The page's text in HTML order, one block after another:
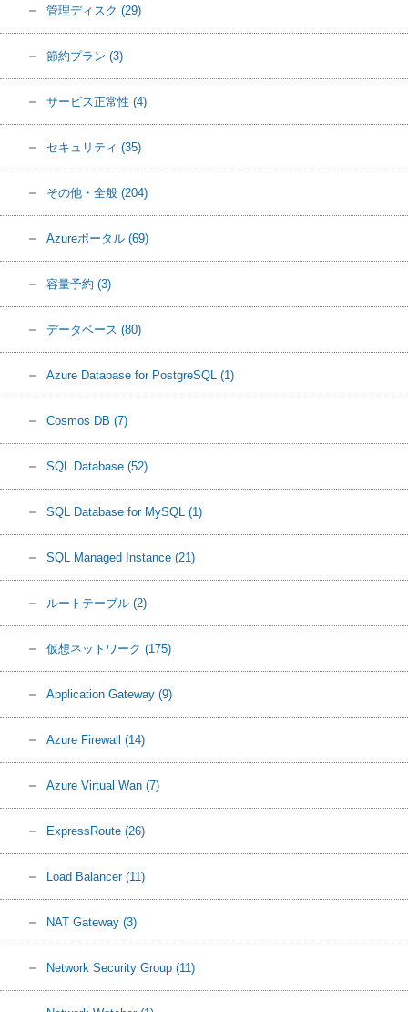
管理ディスク (29)
節約プラン (3)
サービス正常性 (4)
セキュリティ (35)
その他・全般 (204)
Azureポータル (69)
容量予約 (3)
データベース (80)
Azure Database for PostgreSQL (1)
Cosmos DB (7)
SQL Database (52)
SQL Database for MySQL (1)
SQL Managed Instance (21)
ルートテーブル (2)
仮想ネットワーク (175)
Application Gateway (9)
Azure Firewall (14)
Azure Virtual Wan (7)
ExpressRoute (26)
Load Balancer (11)
NAT Gateway (3)
Network Security Group (11)